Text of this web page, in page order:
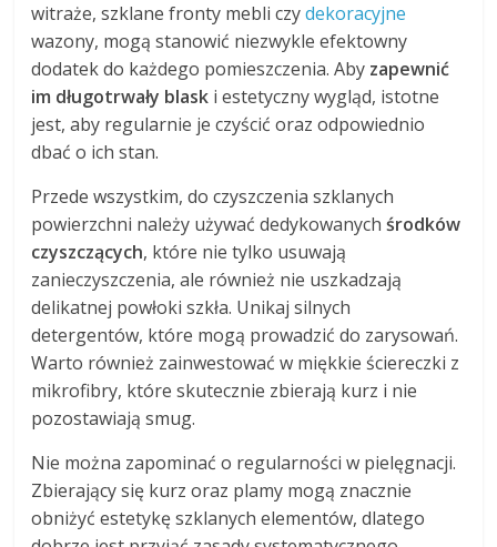
witraże, szklane fronty mebli czydekoracyjne
wazony, mogą stanowić niezwykle efektowny
dodatek do każdego pomieszczenia. Aby zapewnić
im długotrwały blask i estetyczny wygląd, istotne
jest, aby regularnie je czyścić oraz odpowiednio
dbać o ich stan.
Przede wszystkim, do czyszczenia szklanych
powierzchni należy używać dedykowanychśrodków
czyszczących, które nie tylko usuwają
zanieczyszczenia, ale również nie uszkadzają
delikatnej powłoki szkła. Unikaj silnych
detergentów, które mogą prowadzić do zarysowań.
Warto również zainwestować w miękkie ściereczki z
mikrofibry, które skutecznie zbierają kurz i nie
pozostawiają smug.
Nie można zapominać o regularności w pielęgnacji.
Zbierający się kurz oraz plamy mogą znacznie
obniżyć estetykę szklanych elementów, dlatego